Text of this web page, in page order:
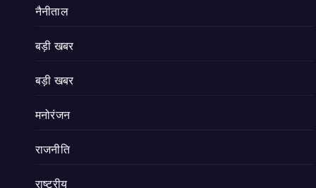
नैनीताल
बड़ी खबर
बड़ी खबर
मनोरंजन
राजनीति
राष्ट्रीय